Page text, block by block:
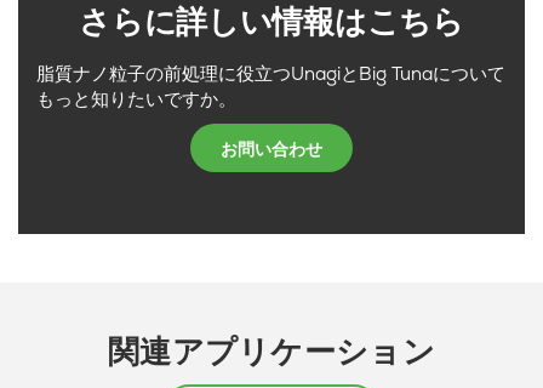
さらに詳しい情報はこちら
脂質ナノ粒子の前処理に役立つUnagiとBig Tunaについて
もっと知りたいですか。
お問い合わせ
関連アプリケーション